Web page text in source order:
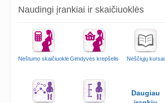
Naudingi įrankiai ir skaičiuoklės
Nėštumo skaičiuoklė Gimdyvės krepšelis Nėščiųjų kursai
Daugiau